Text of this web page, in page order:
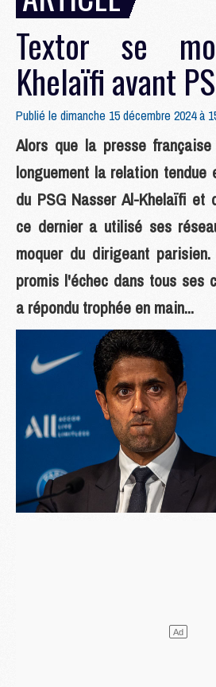
Textor se
Khelaïfi avant
Publié le dimanche 15 décembre 2024 à
Alors que la presse
longuement la relation tendue
du PSG Nasser Al-Khelaïfi et
ce dernier a utilisé ses
moquer du dirigeant
promis l'échec dans tous ses
a répondu trophée en main...